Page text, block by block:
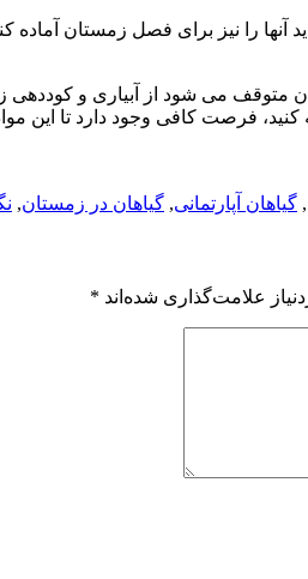
آنها را نیز برای فصل زمستان
متوقف می شود از آبیاری و کوددهی
فرصت کافی وجود دارد تا این
, گیاهان آپارتمانی, گیاهان در زمستان,
علامت‌گذاری شده‌اند *